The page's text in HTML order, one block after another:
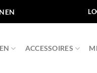
ACCESSOIRES